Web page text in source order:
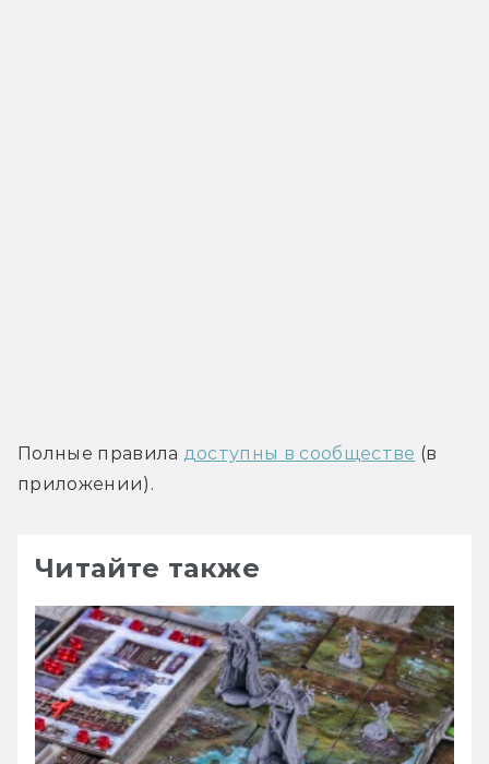
Полные правила доступны в сообществе (в
приложении).
Читайте также